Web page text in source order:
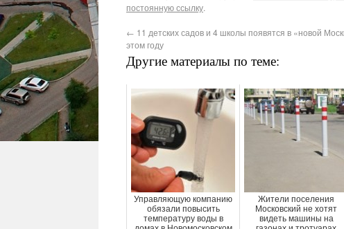
постоянную ссылку.
← 11 детских садов и 4 школы появятся в «новой
этом году
Другие материалы по теме:
Управляющую компанию
обязали повысить
температуру воды в
Жители поселения
Московский не хотят
видеть машины на